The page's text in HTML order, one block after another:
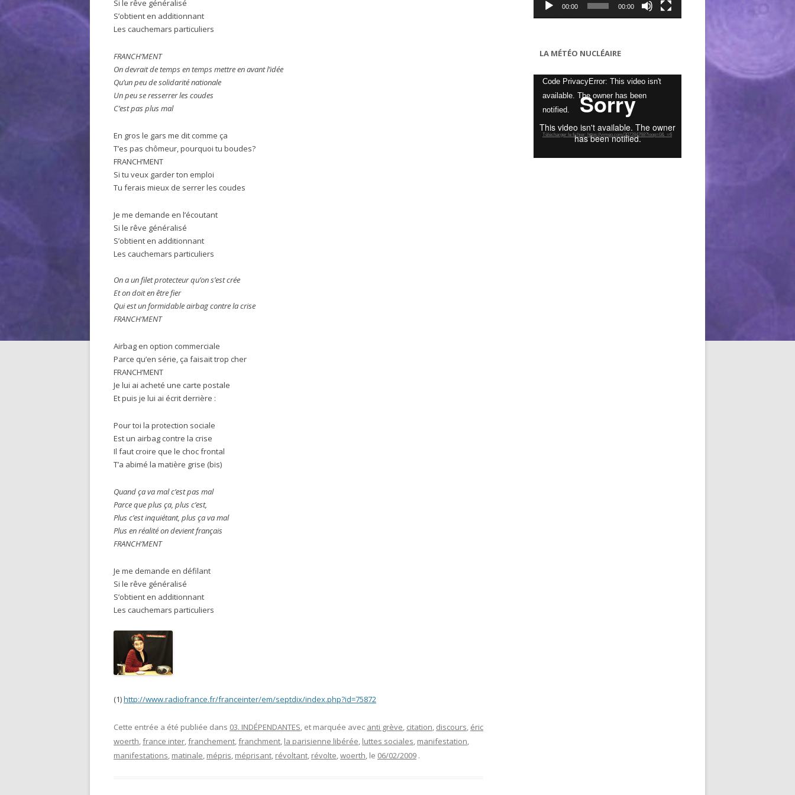
Si le rêve généralisé
S’obtient en additionnant
Les cauchemars particuliers
FRANCH’MENT
On devrait de temps en temps mettre en avant l’idée
Qu’un peu de solidarité nationale
Un peu se resserrer les coudes
C’est pas plus mal
En gros le gars me dit comme ça
T’es pas chômeur, pourquoi tu boudes?
FRANCH’MENT
Si tu veux garder ton emploi
Tu ferais mieux de serrer les coudes
Je me demande en l’écoutant
Si le rêve généralisé
S’obtient en additionnant
Les cauchemars particuliers
On a un filet protecteur qu’on s’est crée
Et on doit en être fier
Qui est un formidable airbag contre la crise
FRANCH’MENT
Airbag en option commerciale
Parce qu’en série, ça faisait trop cher
FRANCH’MENT
Je lui ai acheté une carte postale
Et puis je lui ai écrit derrière :
Pour toi la protection sociale
Est un airbag contre la crise
Il faut croire que le choc frontal
T’a abimé la matière grise (bis)
Quand ça va mal c’est pas mal
Parce que plus ça, plus c’est,
Plus c’est inquiétant, plus ça va mal
Plus en réalité on devient français
FRANCH’MENT
Je me demande en défilant
Si le rêve généralisé
S’obtient en additionnant
Les cauchemars particuliers
(1)http://www.radiofrance.fr/franceinter/em/septdix/index.php?id=75872
Cette entrée a été publiée dans 03. INDÉPENDANTES, et marquée avec anti grève, citation, discours, éric
woerth,france inter,franchement,franchment, la parisienne libérée, luttes sociales, manifestation,
manifestations, matinale, mépris, méprisant, révoltant, révolte,woerth, le 06/02/2009 .
00:00 00:00
LA MÉTÉO NUCLÉAIRE
Lecteur
vidéo
Code PrivacyError: This video isn't
available. The owner has been
notified.
Télécharger le fichier: https://vimeo.com/307284768?loop=0&_=6